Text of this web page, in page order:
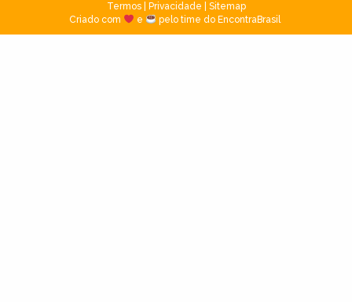
Termos| Privacidade
Sitemap
Criado com
e pelo time do EncontraBrasil